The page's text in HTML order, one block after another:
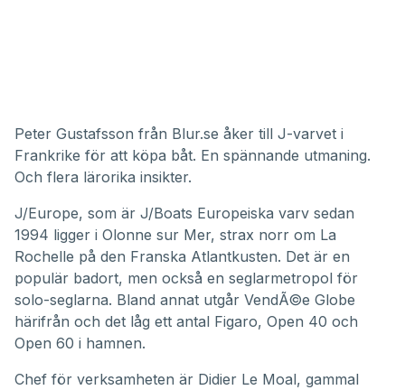
Peter Gustafsson från Blur.se åker till J-varvet i
Frankrike för att köpa båt. En spännande utmaning.
Och flera lärorika insikter.
J/Europe, som är J/Boats Europeiska varv sedan
1994 ligger i Olonne sur Mer, strax norr om La
Rochelle på den Franska Atlantkusten. Det är en
populär badort, men också en seglarmetropol för
solo-seglarna. Bland annat utgår VendÃ©e Globe
härifrån och det låg ett antal Figaro, Open 40 och
Open 60 i hamnen.
Chef för verksamheten är Didier Le Moal, gammal